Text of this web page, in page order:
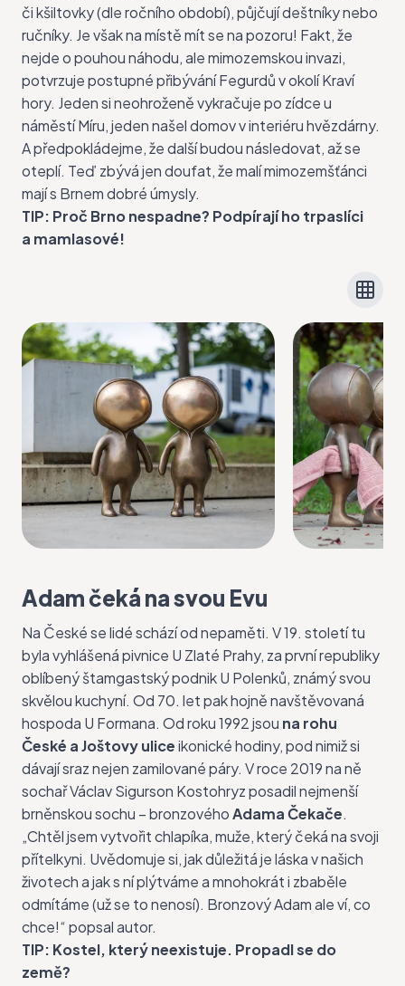
či kšiltovky (dle ročního období), půjčují deštníky nebo
ručníky. Je však na místě mít se na pozoru! Fakt, že
nejde o pouhou náhodu, ale mimozemskou invazi,
potvrzuje postupné přibývání Fegurdů v okolí Kraví
hory. Jeden si neohroženě vykračuje po zídce u
náměstí Míru, jeden našel domov v interiéru hvězdárny.
A předpokládejme, že další budou následovat, až se
oteplí. Teď zbývá jen doufat, že malí mimozemšťánci
mají s Brnem dobré úmysly.
TIP: Proč Brno nespadne? Podpírají ho trpaslíci
a mamlasové!
Adam čeká na svou Evu
Na České se lidé schází od nepaměti. V 19. století tu
byla vyhlášená pivnice U Zlaté Prahy, za první republiky
oblíbený štamgastský podnik U Polenků, známý svou
skvělou kuchyní. Od 70. let pak hojně navštěvovaná
hospoda U Formana. Od roku 1992 jsou na rohu
České a Joštovy uliceikonické hodiny, pod nimiž si
dávají sraz nejen zamilované páry. V roce 2019 na ně
sochař Václav Sigurson Kostohryz posadil nejmenší
brněnskou sochu – bronzovéhoAdama Čekače.
„Chtěl jsem vytvořit chlapíka, muže, který čeká na svoji
přítelkyni. Uvědomuje si, jak důležitá je láska v našich
životech a jak s ní plýtváme a mnohokrát i zbaběle
odmítáme (už se to nenosí). Bronzový Adam ale ví, co
chce!“ popsal autor.
TIP: Kostel, který neexistuje. Propadl se do
země?